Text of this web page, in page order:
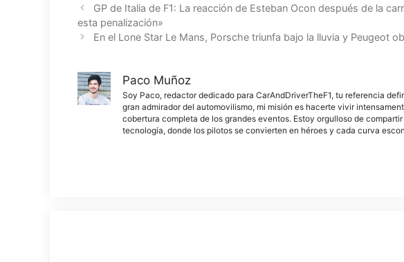
GP de Italia de F1: La reacción de Esteban Ocon después de la
esta penalización»
En el Lone Star Le Mans, Porsche triunfa bajo la lluvia y Peugeot
Paco Muñoz
Soy Paco, redactor dedicado para CarAndDriverTheF1, tu referencia
gran admirador del automovilismo, mi misión es hacerte vivir
cobertura completa de los grandes eventos. Estoy orgulloso de
tecnología, donde los pilotos se convierten en héroes y cada curva